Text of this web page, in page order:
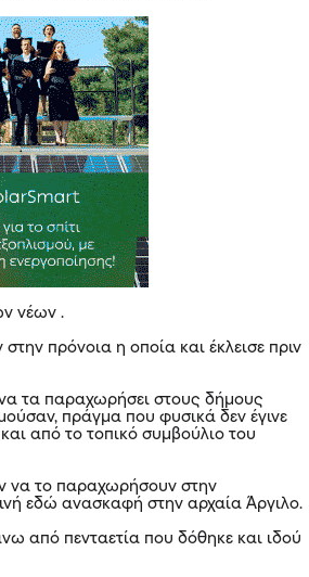
νέων .
πρόνοια η οποία και έκλεισε πριν
τα παραχωρήσει στους δήμους
πράγμα που φυσικά δεν έγινε
από το τοπικό συμβούλιο του
να το παραχωρήσουν στην
εδώ ανασκαφή στην αρχαία Άργιλο.
από πενταετία που δόθηκε και ιδού